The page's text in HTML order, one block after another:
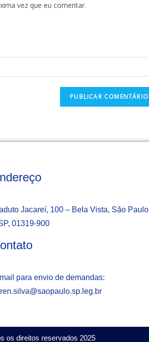
vez que eu comentar.
Jacareí, 100 – Bela Vista, São Paulo
01319-900
para envio de demandas:
r
os direitos reservados 2025